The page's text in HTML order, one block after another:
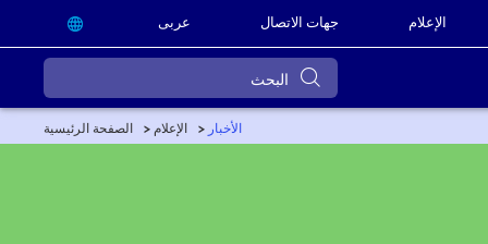
الإعلام جهات الاتصال عربى
الصفحة الرئيسية الإعلام الأخبار